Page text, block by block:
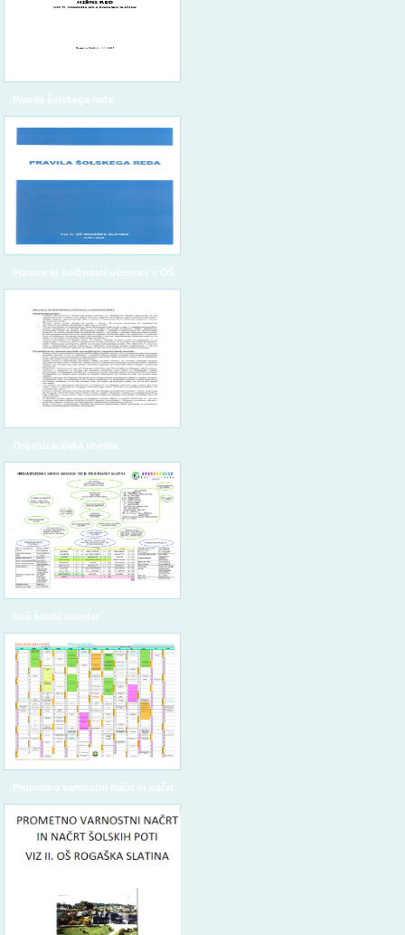
Pravila šolskega reda
Pravice in dolžnosti učencev v OŠ
Organizacijska shema
Naš šolski koledar
Prometno varnostni načrt in načrt
šolskih poti